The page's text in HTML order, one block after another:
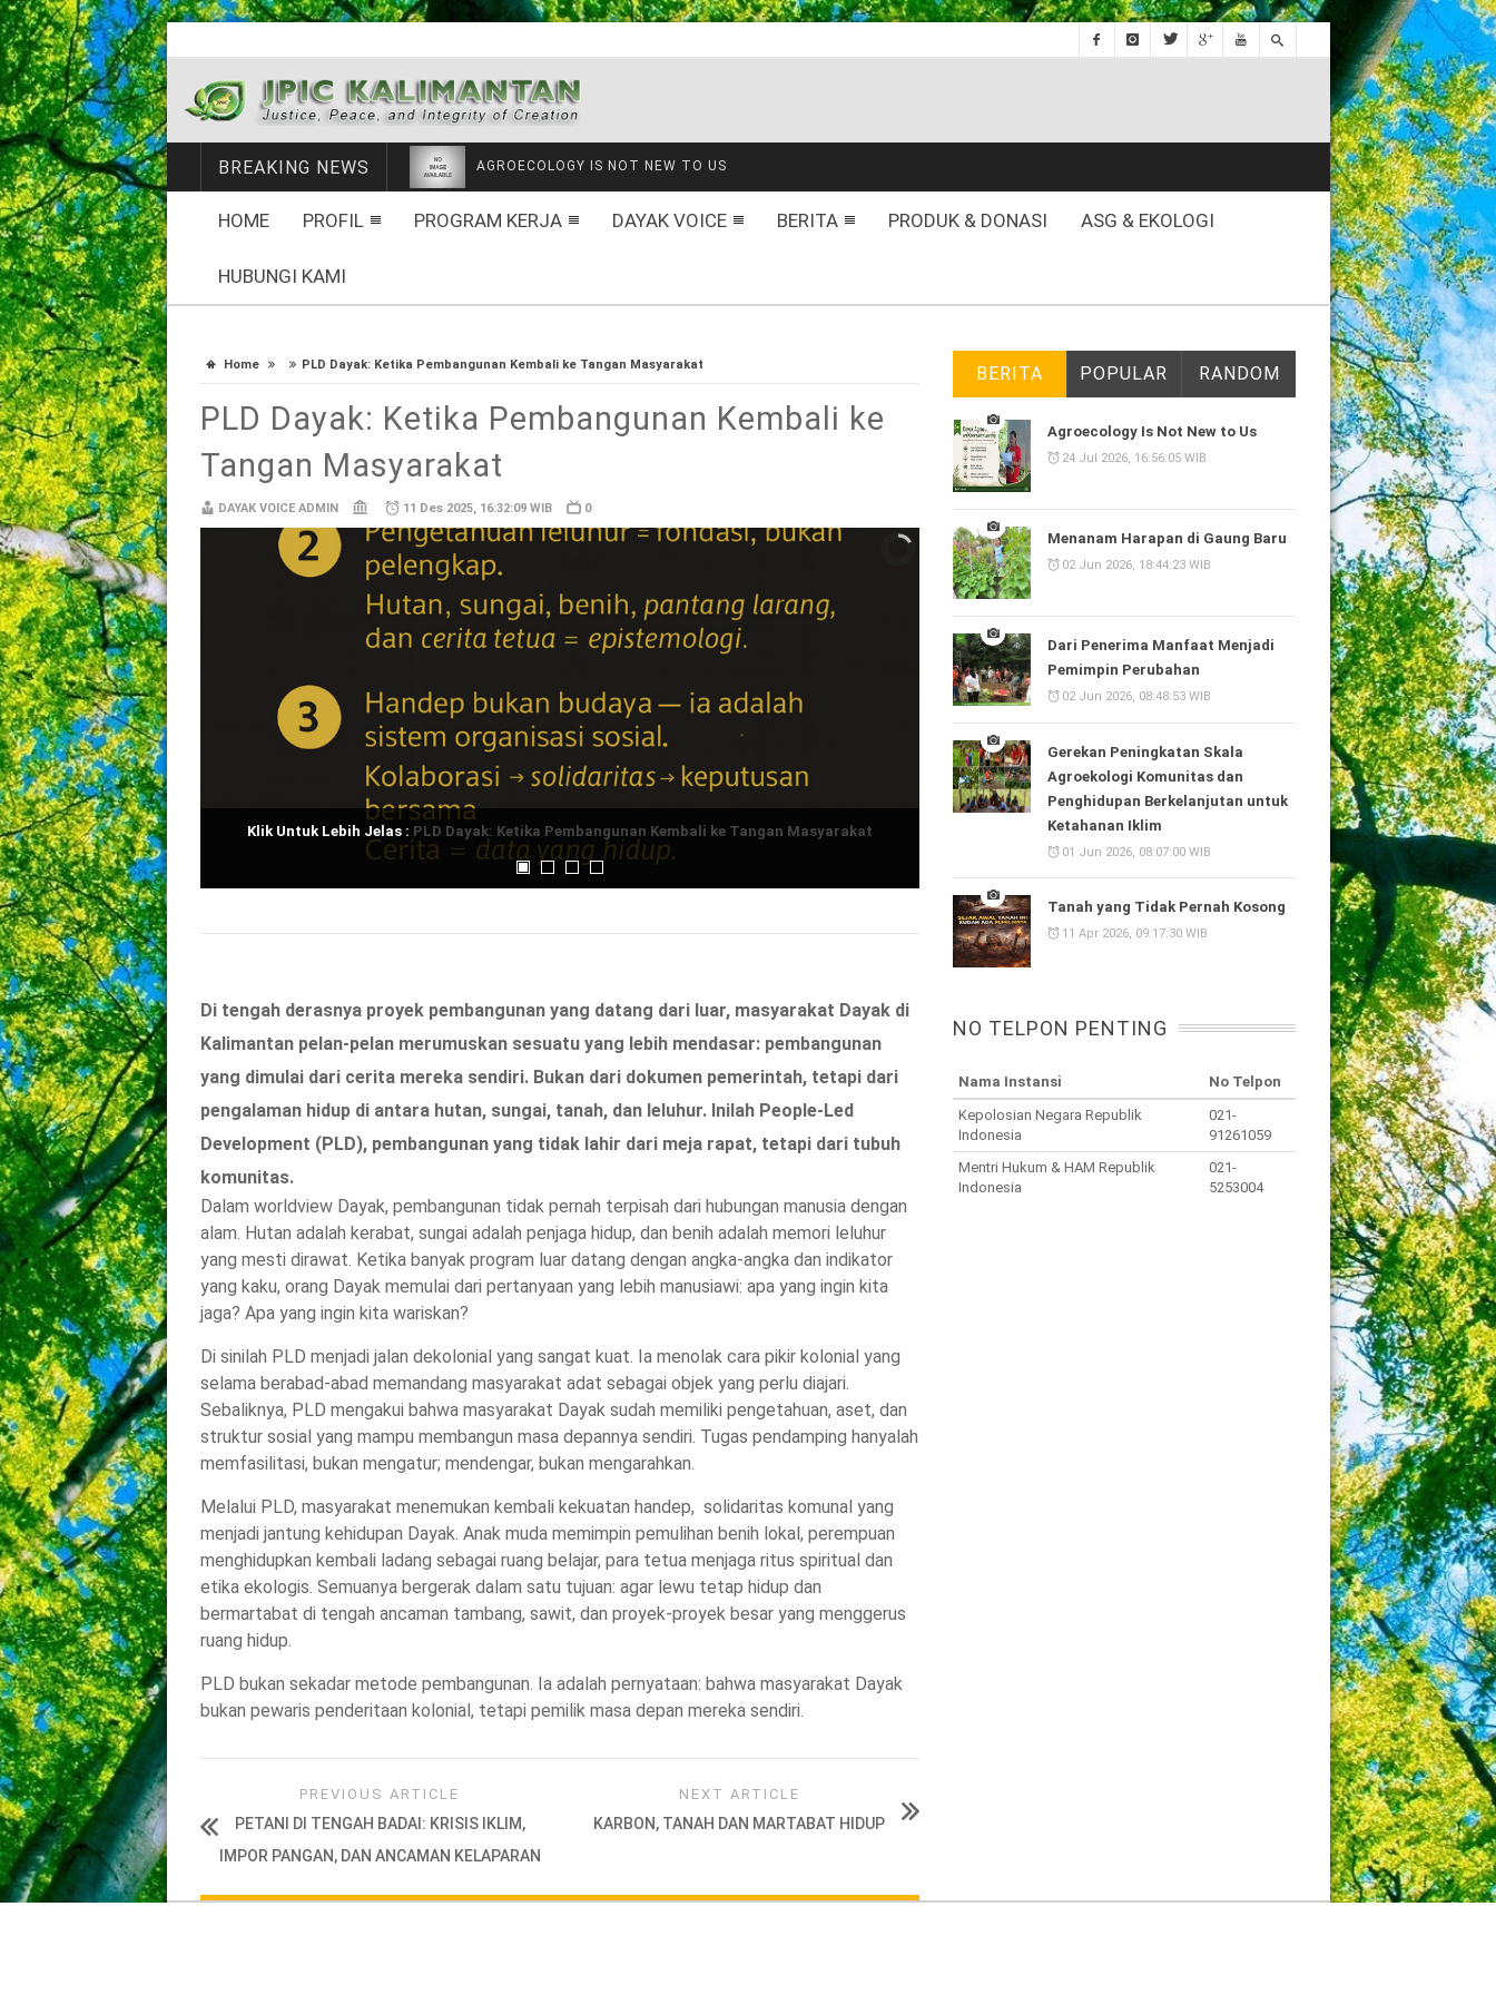
BREAKING NEWS AGROECOLOGY IS NOT NEW TO US
HOME PROFIL PROGRAM KERJA DAYAK VOICE BERITA PRODUK & DONASI ASG & EKOLOGI
HUBUNGI KAMI
Home PLD Dayak: Ketika Pembangunan Kembali ke Tangan Masyarakat
PLD Dayak: Ketika Pembangunan Kembali ke
Tangan Masyarakat
DAYAK VOICE ADMIN 11 Des 2025, 16:32:09 WIB 0
Klik Untuk Lebih Jelas : PLD Dayak: Ketika Pembangunan Kembali ke Tangan Masyarakat
Di tengah derasnya proyek pembangunan yang datang dari luar, masyarakat Dayak di
Kalimantan pelan-pelan merumuskan sesuatu yang lebih mendasar: pembangunan
yang dimulai dari cerita mereka sendiri. Bukan dari dokumen pemerintah, tetapi dari
pengalaman hidup di antara hutan, sungai, tanah, dan leluhur. Inilah People-Led
Development (PLD), pembangunan yang tidak lahir dari meja rapat, tetapi dari tubuh
komunitas.
Dalam worldview Dayak, pembangunan tidak pernah terpisah dari hubungan manusia dengan
alam. Hutan adalah kerabat, sungai adalah penjaga hidup, dan benih adalah memori leluhur
yang mesti dirawat. Ketika banyak program luar datang dengan angka-angka dan indikator
yang kaku, orang Dayak memulai dari pertanyaan yang lebih manusiawi: apa yang ingin kita
jaga? Apa yang ingin kita wariskan?
Di sinilah PLD menjadi jalan dekolonial yang sangat kuat. Ia menolak cara pikir kolonial yang
selama berabad-abad memandang masyarakat adat sebagai objek yang perlu diajari.
Sebaliknya, PLD mengakui bahwa masyarakat Dayak sudah memiliki pengetahuan, aset, dan
struktur sosial yang mampu membangun masa depannya sendiri. Tugas pendamping hanyalah
memfasilitasi, bukan mengatur; mendengar, bukan mengarahkan.
Melalui PLD, masyarakat menemukan kembali kekuatan handep, solidaritas komunal yang
menjadi jantung kehidupan Dayak. Anak muda memimpin pemulihan benih lokal, perempuan
menghidupkan kembali ladang sebagai ruang belajar, para tetua menjaga ritus spiritual dan
etika ekologis. Semuanya bergerak dalam satu tujuan: agar lewu tetap hidup dan
bermartabat di tengah ancaman tambang, sawit, dan proyek-proyek besar yang menggerus
ruang hidup.
PLD bukan sekadar metode pembangunan. Ia adalah pernyataan: bahwa masyarakat Dayak
bukan pewaris penderitaan kolonial, tetapi pemilik masa depan mereka sendiri.
PREVIOUS ARTICLE
PETANI DI TENGAH BADAI: KRISIS IKLIM,
IMPOR PANGAN, DAN ANCAMAN KELAPARAN
NEXT ARTICLE
KARBON, TANAH DAN MARTABAT HIDUP
BERITA POPULAR RANDOM
Agroecology Is Not New to Us
24 Jul 2026, 16:56:05 WIB
Menanam Harapan di Gaung Baru
02 Jun 2026, 18:44:23 WIB
Dari Penerima Manfaat Menjadi
Pemimpin Perubahan
02 Jun 2026, 08:48:53 WIB
Gerekan Peningkatan Skala
Agroekologi Komunitas dan
Penghidupan Berkelanjutan untuk
Ketahanan Iklim
01 Jun 2026, 08:07:00 WIB
Tanah yang Tidak Pernah Kosong
11 Apr 2026, 09:17:30 WIB
NO TELPON PENTING
Nama Instansi
No Telpon
Kepolosian Negara Republik
Indonesia
021-
91261059
Mentri Hukum & HAM Republik
Indonesia
021-
5253004